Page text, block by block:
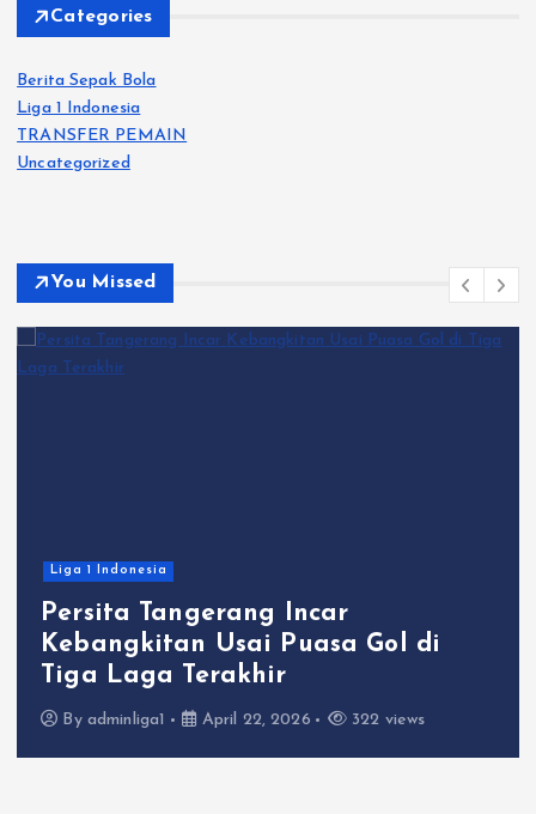
Categories
Berita Sepak Bola
Liga 1 Indonesia
TRANSFER PEMAIN
Uncategorized
You Missed
Liga 1 Indonesia
Persita Tangerang Incar
Kebangkitan Usai Puasa Gol di
Tiga Laga Terakhir
By adminliga1 April 22, 2026 322 views